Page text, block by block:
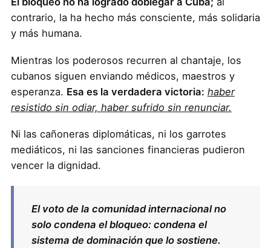
contrario, la ha hecho más consciente, más solidaria
y más humana.
Mientras los poderosos recurren al chantaje, los
cubanos siguen enviando médicos, maestros y
esperanza. Esa es la verdadera victoria: haber
resistido sin odiar, haber sufrido sin renunciar.
Ni las cañoneras diplomáticas, ni los garrotes
mediáticos, ni las sanciones financieras pudieron
vencer la dignidad.
El voto de la comunidad internacional no
solo condena el bloqueo: condena el
sistema de dominación que lo sostiene.